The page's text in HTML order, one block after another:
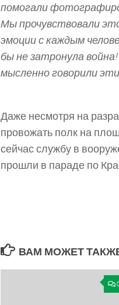
помогали
Мы прочувствовали
эмоции с каждым
бы не затронула
мысленно говорили
Даже несмотря на
провожать полк на
сейчас службу в
прошли в параде по
ВАМ МОЖЕТ